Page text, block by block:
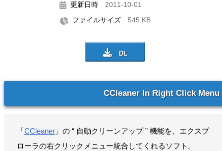
更新日時 2011-10-01
ファイルサイズ 545 KB
CCleaner In Right Click Menu
「CCleaner 」の “ 自動クリーンアップ ” 機能を、エクスプ
ローラの右クリックメニュー統合してくれるソフト。